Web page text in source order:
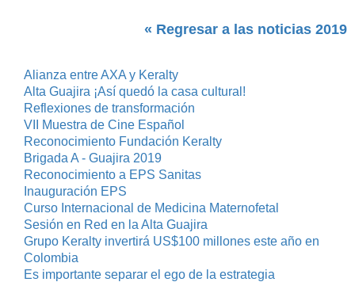
« Regresar a las noticias 2019
Alianza entre AXA y Keralty
Alta Guajira ¡Así quedó la casa cultural!
Reflexiones de transformación
VII Muestra de Cine Español
Reconocimiento Fundación Keralty
Brigada A - Guajira 2019
Reconocimiento a EPS Sanitas
Inauguración EPS
Curso Internacional de Medicina Maternofetal
Sesión en Red en la Alta Guajira
Grupo Keralty invertirá US$100 millones este año en
Colombia
Es importante separar el ego de la estrategia